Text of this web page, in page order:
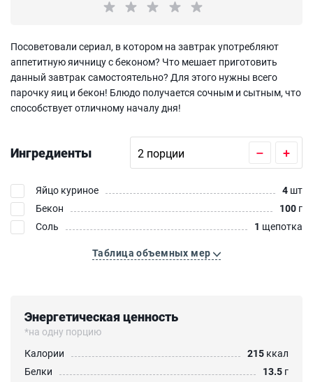
Посоветовали сериал, в котором на завтрак употребляют
аппетитную яичницу с беконом? Что мешает приготовить
данный завтрак самостоятельно? Для этого нужны всего
парочку яиц и бекон! Блюдо получается сочным и сытным, что
способствует отличному началу дня!
Ингредиенты – +
Яйцо куриное 4 шт
Бекон
100 г
Соль
1 щепотка
Таблица объемных мер
Энергетическая ценность
*на одну порцию
Калории
215 ккал
Белки
13.5 г